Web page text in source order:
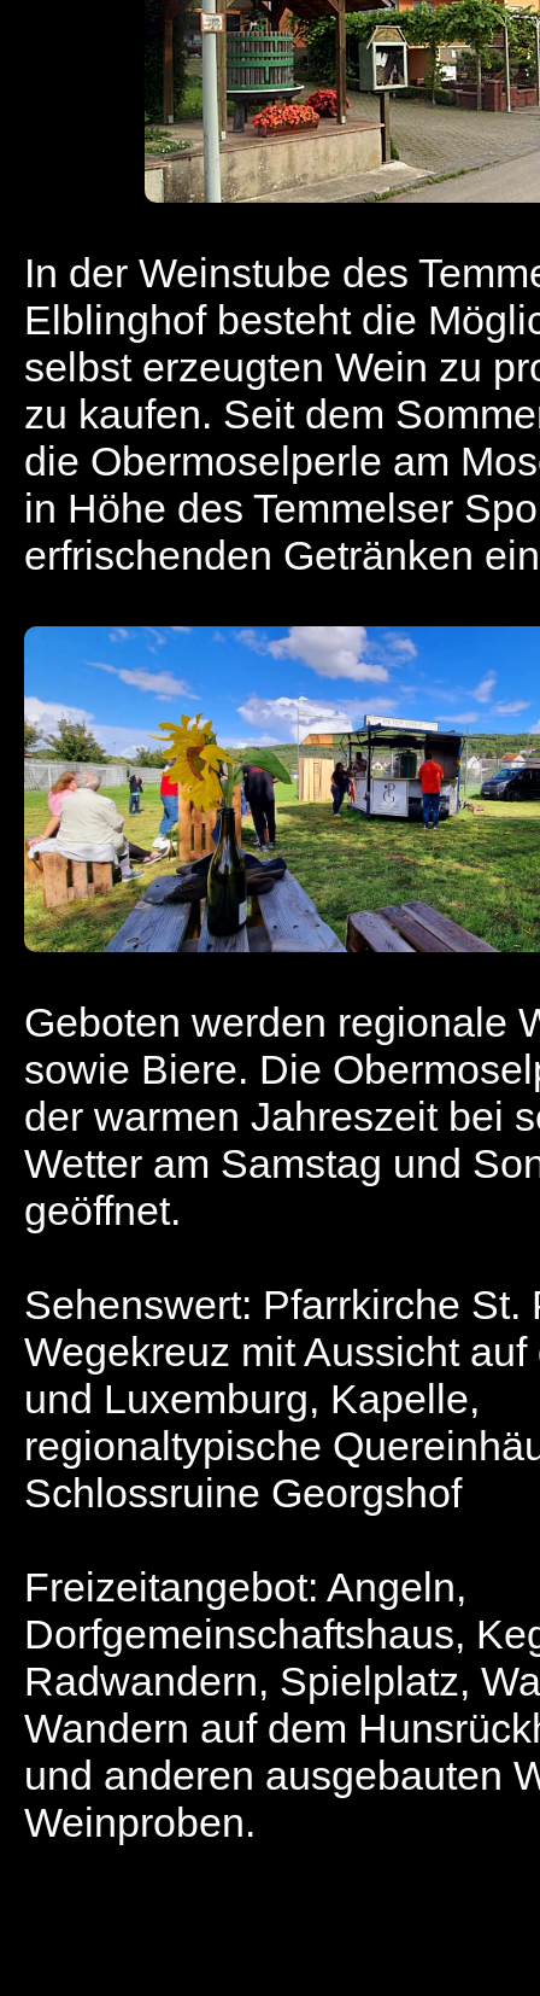
In der Weinstube des
Elblinghof besteht die
selbst erzeugten Wein zu
zu kaufen. Seit dem
die Obermoselperle am
in Höhe des Temmelser
erfrischenden Getränken
Geboten werden regionale
sowie Biere. Die
der warmen Jahreszeit bei
Wetter am Samstag und
geöffnet.
Sehenswert: Pfarrkirche St.
Wegekreuz mit Aussicht auf
und Luxemburg, Kapelle,
regionaltypische
Schlossruine Georgshof
Freizeitangebot: Angeln,
Dorfgemeinschaftshaus,
Radwandern, Spielplatz,
Wandern auf dem
und anderen ausgebauten
Weinproben.